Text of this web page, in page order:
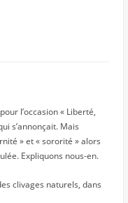
l’occasion « Liberté,
s’annonçait. Mais
» et « sororité » alors
Expliquons nous-en.
clivages naturels, dans